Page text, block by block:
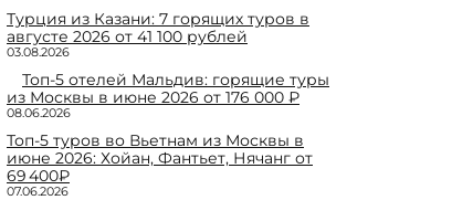
Турция из Казани: 7 горящих туров в
августе 2026 от 41 100 рублей
03.08.2026
Топ-5 отелей Мальдив: горящие туры
из Москвы в июне 2026 от 176 000 ₽
08.06.2026
Топ-5 туров во Вьетнам из Москвы в
июне 2026: Хойан, Фантьет, Нячанг от
69 400₽
07.06.2026